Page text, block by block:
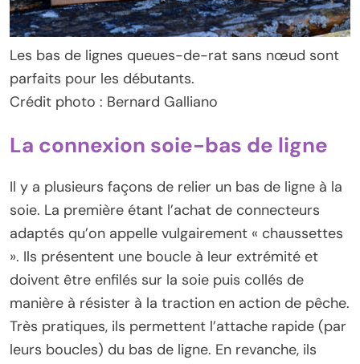
Les bas de lignes queues-de-rat sans nœud sont
parfaits pour les débutants.
Crédit photo : Bernard Galliano
La connexion soie-bas de ligne
Il y a plusieurs façons de relier un bas de ligne à la
soie. La première étant l’achat de connecteurs
adaptés qu’on appelle vulgairement « chaussettes
». Ils présentent une boucle à leur extrémité et
doivent être enfilés sur la soie puis collés de
manière à résister à la traction en action de pêche.
Très pratiques, ils permettent l’attache rapide (par
leurs boucles) du bas de ligne. En revanche, ils